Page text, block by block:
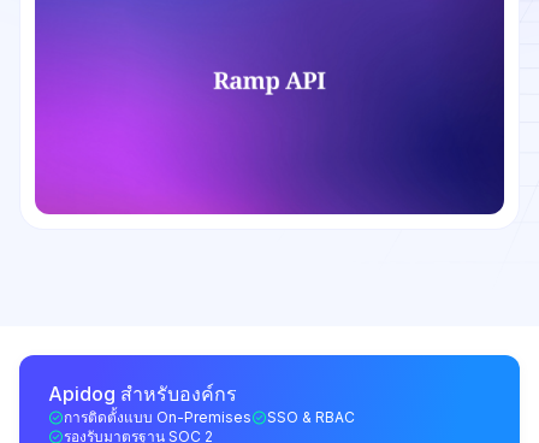
Apidog สำหรับองค์กร
การติดตั้งแบบ On-Premises
SSO & RBAC
รองรับมาตรฐาน SOC 2